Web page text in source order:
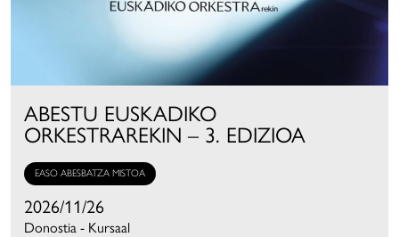
ABESTU EUSKADIKO
ORKESTRAREKIN – 3. EDIZIOA
EASO ABESBATZA MISTOA
2026/11/26
Donostia - Kursaal